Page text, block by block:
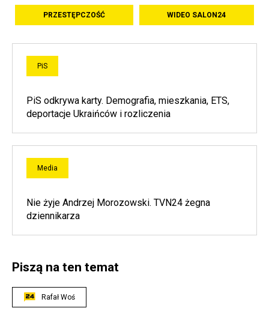
PRZESTĘPCZOŚĆ WIDEO SALON24
PiS
PiS odkrywa karty. Demografia, mieszkania, ETS,
deportacje Ukraińców i rozliczenia
Media
Nie żyje Andrzej Morozowski. TVN24 żegna
dziennikarza
Piszą na ten temat
Rafał Woś